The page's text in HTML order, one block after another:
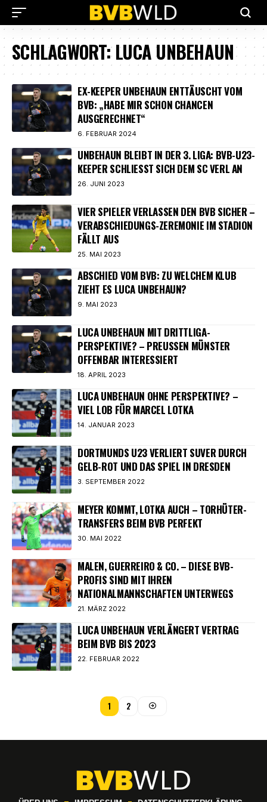
SCHLAGWORT:LUCA UNBEHAUN
EX-KEEPER UNBEHAUN ENTTÄUSCHT VOM
BVB: „HABE MIR SCHON CHANCEN
AUSGERECHNET“
6. FEBRUAR 2024
UNBEHAUN BLEIBT IN DER 3. LIGA: BVB-U23-
KEEPER SCHLIESST SICH DEM SC VERL AN
26. JUNI 2023
VIER SPIELER VERLASSEN DEN BVB SICHER –
VERABSCHIEDUNGS-ZEREMONIE IM STADION
FÄLLT AUS
25. MAI 2023
ABSCHIED VOM BVB: ZU WELCHEM KLUB
ZIEHT ES LUCA UNBEHAUN?
9. MAI 2023
LUCA UNBEHAUN MIT DRITTLIGA-
PERSPEKTIVE? – PREUSSEN MÜNSTER O
FFENBAR INTERESSIERT
18. APRIL 2023
LUCA UNBEHAUN OHNE PERSPEKTIVE? –
VIEL LOB FÜR MARCEL LOTKA
14. JANUAR 2023
DORTMUNDS U23 VERLIERT SUVER DURCH
GELB-ROT UND DAS SPIEL IN DRESDEN
3. SEPTEMBER 2022
MEYER KOMMT, LOTKA AUCH – TORHÜTER-
TRANSFERS BEIM BVB PERFEKT
30. MAI 2022
MALEN, GUERREIRO & CO. – DIESE BVB-
PROFIS SIND MIT IHREN
NATIONALMANNSCHAFTEN UNTERWEGS
21. MÄRZ 2022
LUCA UNBEHAUN VERLÄNGERT VERTRAG
BEIM BVB BIS 2023
22. FEBRUAR 2022
1 2